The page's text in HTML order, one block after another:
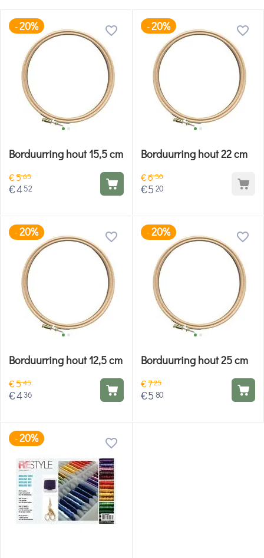
-20%
Borduurring hout 15,5 cm
€565
€4 52
-20%
Borduurring hout 22 cm
€650
€5 20
-20%
Borduurring hout 12,5 cm
€545
€4 36
-20%
Borduurring hout 25 cm
€725
€5 80
-20%